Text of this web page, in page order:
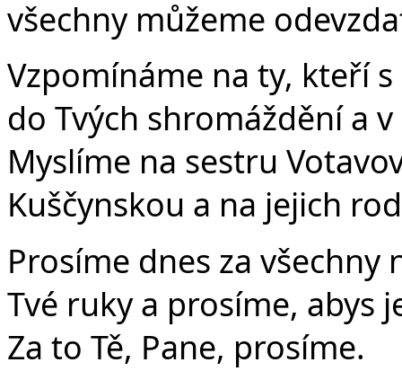
všechny můžeme
Vzpomínáme na ty, kteří
do Tvých shromáždění a
Myslíme na sestru
Kuščynskou a na jejich
Prosíme dnes za všechny
Tvé ruky a prosíme, abys
Za to Tě, Pane, prosíme.